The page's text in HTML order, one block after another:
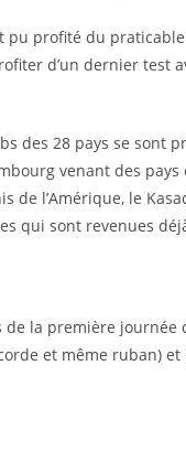
pu profité du
d’un dernier test
des 28 pays se sont
venant des pays
de l’Amérique, le
qui sont revenues
la première journée
et même ruban)